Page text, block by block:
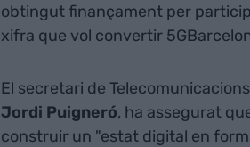
obtingut finançament per
xifra que vol convertir
El secretari de
Jordi Puigneró, ha assegurat
construir un "estat digital en